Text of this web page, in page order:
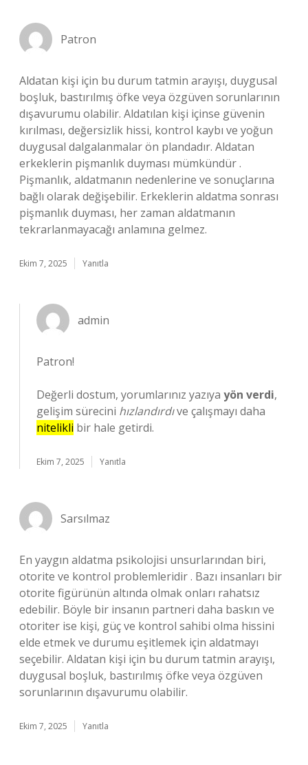
Patron
Aldatan kişi için bu durum tatmin arayışı, duygusal
boşluk, bastırılmış öfke veya özgüven sorunlarının
dışavurumu olabilir. Aldatılan kişi içinse güvenin
kırılması, değersizlik hissi, kontrol kaybı ve yoğun
duygusal dalgalanmalar ön plandadır. Aldatan
erkeklerin pişmanlık duyması mümkündür .
Pişmanlık, aldatmanın nedenlerine ve sonuçlarına
bağlı olarak değişebilir. Erkeklerin aldatma sonrası
pişmanlık duyması, her zaman aldatmanın
tekrarlanmayacağı anlamına gelmez.
Ekim 7, 2025 Yanıtla
admin
Patron!
Değerli dostum, yorumlarınız yazıya yön verdi,
gelişim sürecini hızlandırdıve çalışmayı daha
nitelikli bir hale getirdi.
Ekim 7, 2025 Yanıtla
Sarsılmaz
En yaygın aldatma psikolojisi unsurlarından biri,
otorite ve kontrol problemleridir . Bazı insanları bir
otorite figürünün altında olmak onları rahatsız
edebilir. Böyle bir insanın partneri daha baskın ve
otoriter ise kişi, güç ve kontrol sahibi olma hissini
elde etmek ve durumu eşitlemek için aldatmayı
seçebilir. Aldatan kişi için bu durum tatmin arayışı,
duygusal boşluk, bastırılmış öfke veya özgüven
sorunlarının dışavurumu olabilir.
Ekim 7, 2025 Yanıtla